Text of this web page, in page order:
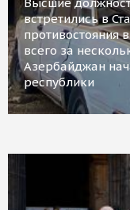
встретились в
противостояния
всего за
Азербайджан
республики